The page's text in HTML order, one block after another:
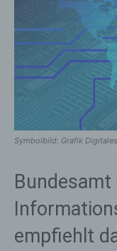
Symbolbild: Grafik
empfiehlt